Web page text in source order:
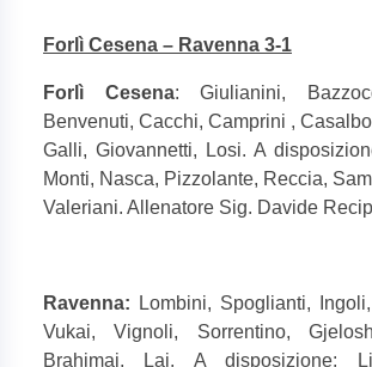
Forlì Cesena – Ravenna 3-1
Forlì Cesena: Giulianini,
Benvenuti, Cacchi, Camprini ,
Galli, Giovannetti, Losi. A
Monti, Nasca, Pizzolante, Reccia,
Valeriani. Allenatore Sig. Davide
Ravenna:
Lombini, Spoglianti,
Vukai, Vignoli, Sorrentino,
Brahimaj, Lai. A disposizione: